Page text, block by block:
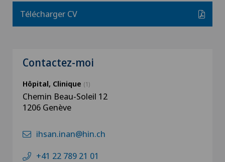
Télécharger CV
Contactez-moi
Hôpital, Clinique (1)
Chemin Beau-Soleil 12
1206 Genève
ihsan.inan@hin.ch
+41 22 789 21 01